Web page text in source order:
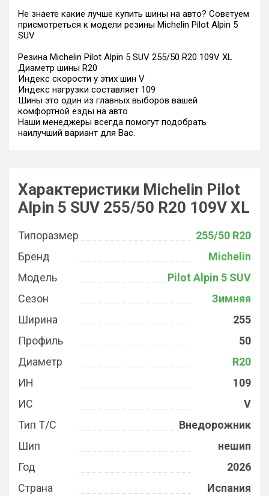
Не знаете какие лучше купить шины на авто? Советуем
присмотреться к модели резины Michelin Pilot Alpin 5
SUV
Резина Michelin Pilot Alpin 5 SUV 255/50 R20 109V XL
Диаметр шины R20
Индекс скорости у этих шин V
Индекс нагрузки составляет 109
Шины это один из главных выборов вашей
комфортной езды на авто
Наши менеджеры всегда помогут подобрать
наилучший вариант для Вас.
Характеристики Michelin Pilot
Alpin 5 SUV 255/50 R20 109V XL
Типоразмер
255/50 R20
Бренд
Michelin
Модель
Pilot Alpin 5 SUV
Сезон
Зимняя
Ширина
255
Профиль
50
Диаметр
R20
ИН
109
ИС
V
Тип Т/С
Внедорожник
Шип
нешип
Год
2026
Страна
Испания